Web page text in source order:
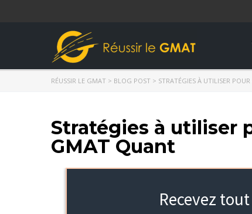
RÉUSSIR LE GMAT > BLOG POST > STRATÉGIES À UTILISER
Stratégies à utiliser
GMAT Quant